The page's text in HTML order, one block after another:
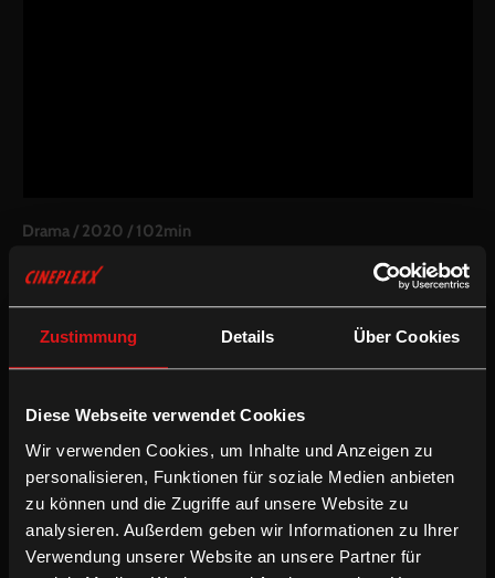
Zustimmung Details Über Cookies
Diese Webseite verwendet Cookies
Wir verwenden Cookies, um Inhalte und Anzeigen zu
personalisieren, Funktionen für soziale Medien anbieten
zu können und die Zugriffe auf unsere Website zu
analysieren. Außerdem geben wir Informationen zu Ihrer
Verwendung unserer Website an unsere Partner für
Drama / 2020 / 102min
von Monika Helfer)
Kamera:Enzo Brandner
Besetzung:Leopold Pallua, Rosa Zant, Anna Fenderl, Christine
Sprache & Untertitel:Deutsche OV
Drama Preisgekrönt
Die tschetschenischen Flüchtlingskinder Oskar und Lilli leben seit